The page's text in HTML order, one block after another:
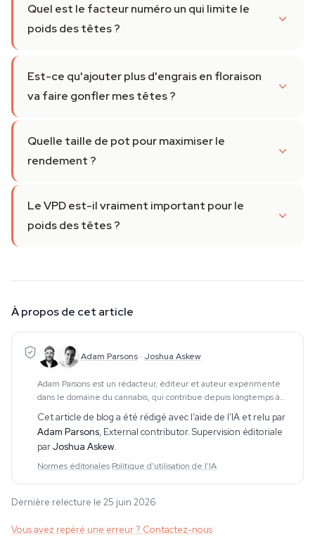
Quel est le facteur numéro un qui limite le
poids des têtes ?
Est-ce qu'ajouter plus d'engrais en floraison
va faire gonfler mes têtes ?
Quelle taille de pot pour maximiser le
rendement ?
Le VPD est-il vraiment important pour le
poids des têtes ?
À propos de cet article
Adam Parsons · Joshua Askew
Adam Parsons est un rédacteur, éditeur et auteur expérimenté
dans le domaine du cannabis, qui contribue depuis longtemps à
des publications spécialisées. Son travail couvre le CBD, les
psychédéliques, les plantes ethnobo
Cet article de blog a été rédigé avec l’aide de l’IA et relu par
Adam Parsons, External contributor. Supervision éditoriale
parJoshua Askew.
Normes éditoriales·Politique d'utilisation de l'IA
Dernière relecture le 25 juin 2026
Vous avez repéré une erreur ? Contactez-nous